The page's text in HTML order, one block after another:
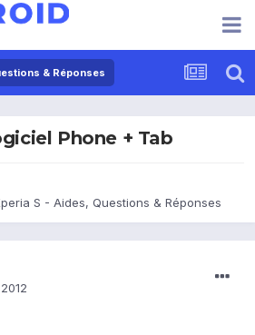
& Réponses
Phone + Tab
S - Aides, Questions & Réponses